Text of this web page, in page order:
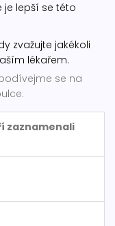
je lepší se této
zvažujte jakékoli
lékařem.
se na
zaznamenali